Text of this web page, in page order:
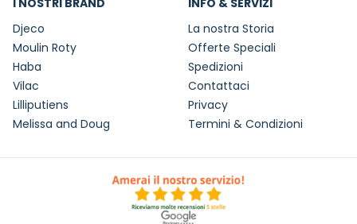
I NOSTRI BRAND
Djeco
Moulin Roty
Haba
Vilac
Lilliputiens
Melissa and Doug
INFO & SERVIZI
La nostra Storia
Offerte Speciali
Spedizioni
Contattaci
Privacy
Termini & Condizioni